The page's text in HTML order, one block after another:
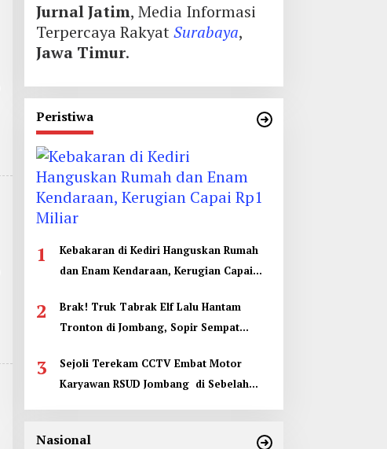
Jurnal Jatim, Media Informasi
Terpercaya RakyatSurabaya,
Jawa Timur.
Peristiwa
1
Kebakaran di Kediri Hanguskan Rumah
dan Enam Kendaraan, Kerugian Capai
2
Brak! Truk Tabrak Elf Lalu Hantam
Tronton di Jombang, Sopir Sempat
3
Sejoli Terekam CCTV Embat Motor
Karyawan RSUD Jombang di Sebelah
Nasional